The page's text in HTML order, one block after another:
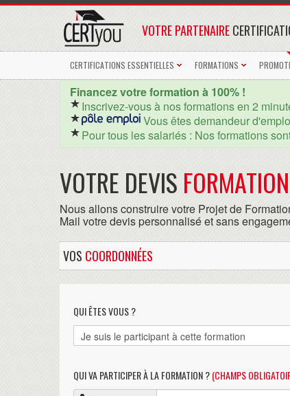
VOTRE PARTENAIRE
CERTIFICATIONS ESSENTIELLES FORMATIONS
Financez votre formation à 100% !
Inscrivez-vous à nos formations en 2
Vous êtes demandeur
Pour tous les salariés : Nos formations
VOTRE DEVIS FORMATION
Nous allons construire votre Projet de
Mail votre devis personnalisé et sans
VOS COORDONNÉES
QUI ÊTES VOUS ?
QUI VA PARTICIPER À LA FORMATION ?(CHAMPS